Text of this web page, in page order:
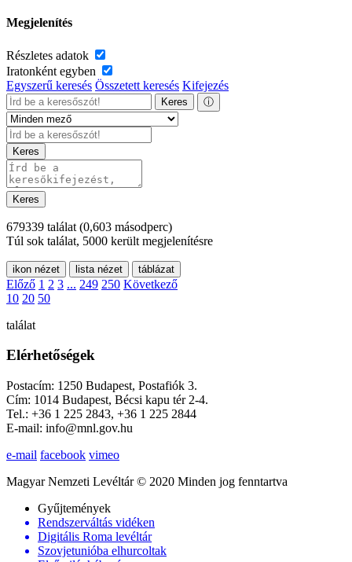
Megjelenítés
Részletes adatok
Iratonként egyben
Egyszerű keresés Összetett keresés Kifejezés
Keres ⓘ
Keres
Keres
679339 találat (0,603 másodperc)
Túl sok találat, 5000 került megjelenítésre
ikon nézet lista nézet táblázat
Előző 1 2 3 ... 249 250 Következő
10 20 50
találat
Elérhetőségek
Postacím: 1250 Budapest, Postafiók 3.
Cím: 1014 Budapest, Bécsi kapu tér 2-4.
Tel.: +36 1 225 2843, +36 1 225 2844
E-mail: info@mnl.gov.hu
e-mail facebook vimeo
Magyar Nemzeti Levéltár © 2020 Minden jog fenntartva
Gyűjtemények
Rendszerváltás vidéken
Digitális Roma levéltár
Szovjetunióba elhurcoltak